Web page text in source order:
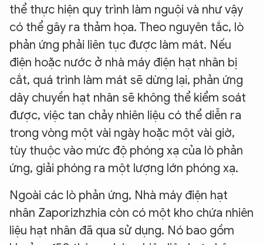
thể thực hiện quy trình làm nguội và như vậy
có thể gây ra thảm họa. Theo nguyên tắc, lò
phản ứng phải liên tục được làm mát. Nếu
điện hoặc nước ở nhà máy điện hạt nhân bị
cắt, quá trình làm mát sẽ dừng lại, phản ứng
dây chuyền hạt nhân sẽ không thể kiểm soát
được, việc tan chảy nhiên liệu có thể diễn ra
trong vòng một vài ngày hoặc một vài giờ,
tùy thuộc vào mức độ phóng xạ của lò phản
ứng, giải phóng ra một lượng lớn phóng xạ.
Ngoài các lò phản ứng, Nhà máy điện hạt
nhân Zaporizhzhia còn có một kho chứa nhiên
liệu hạt nhân đã qua sử dụng. Nó bao gồm